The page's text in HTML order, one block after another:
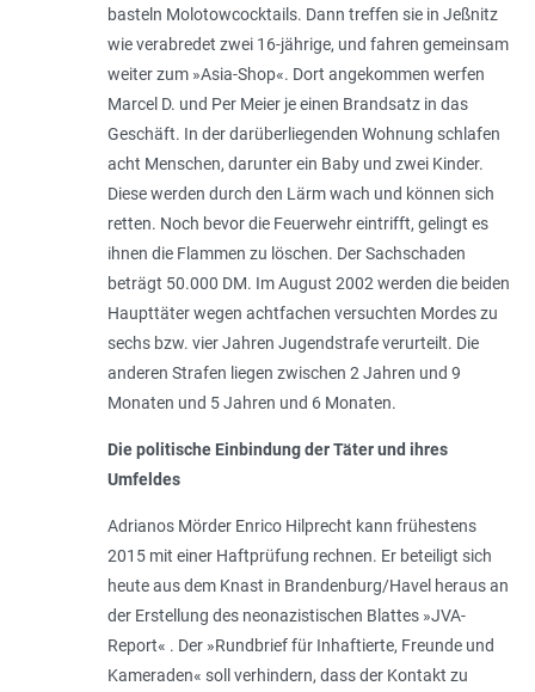
basteln Molotowcocktails. Dann treffen sie in Jeßnitz
wie verabredet zwei 16-jährige, und fahren gemeinsam
weiter zum »Asia-Shop«. Dort angekommen werfen
Marcel D. und Per Meier je einen Brandsatz in das
Geschäft. In der darüberliegenden Wohnung schlafen
acht Menschen, darunter ein Baby und zwei Kinder.
Diese werden durch den Lärm wach und können sich
retten. Noch bevor die Feuerwehr eintrifft, gelingt es
ihnen die Flammen zu löschen. Der Sachschaden
beträgt 50.000 DM. Im August 2002 werden die beiden
Haupttäter wegen achtfachen versuchten Mordes zu
sechs bzw. vier Jahren Jugendstrafe verurteilt. Die
anderen Strafen liegen zwischen 2 Jahren und 9
Monaten und 5 Jahren und 6 Monaten.
Die politische Einbindung der Täter und ihres
Umfeldes
Adrianos Mörder Enrico Hilprecht kann frühestens
2015 mit einer Haftprüfung rechnen. Er beteiligt sich
heute aus dem Knast in Brandenburg/Havel heraus an
der Erstellung des neonazistischen Blattes »JVA-
Report« . Der »Rundbrief für Inhaftierte, Freunde und
Kameraden« soll verhindern, dass der Kontakt zu